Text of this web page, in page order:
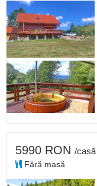
5990 RON /casă
Fără masă